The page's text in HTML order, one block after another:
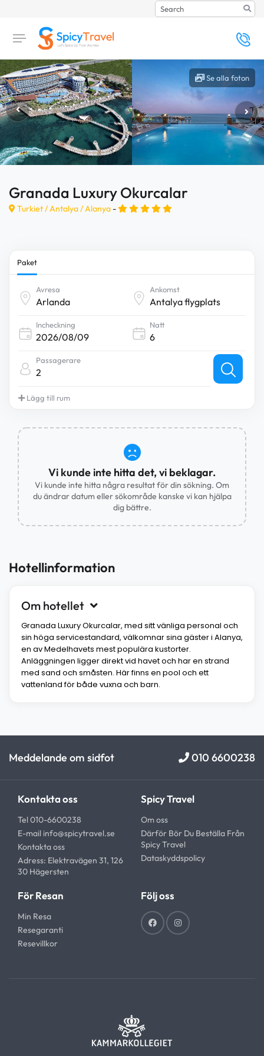
Search
Se alla foton
Granada Luxury Okurcalar
Turkiet /Antalya/Alanya -
Paket
Avresa Ankomst
Incheckning Natt
Passagerare
2
Lägg till rum
Vi kunde inte hitta det, vi beklagar.
Vi kunde inte hitta några resultat för din sökning. Om
du ändrar datum eller sökområde kanske vi kan hjälpa
dig bättre.
Hotellinformation
Om hotellet
Granada Luxury Okurcalar, med sitt vänliga personal och
sin höga servicestandard, välkomnar sina gäster i Alanya,
en av Medelhavets mest populära kustorter.
Anläggningen ligger direkt vid havet och har en strand
med sand och småsten. Här finns en pool och ett
vattenland för både vuxna och barn.
Meddelande om sidfot 010 6600238
Kontakta oss
Tel 010-6600238
E-mail info@spicytravel.se
Kontakta oss
Adress: Elektravägen 31, 126
30 Hägersten
Spicy Travel
Om oss
Därför Bör Du Beställa Från
Spicy Travel
Dataskyddspolicy
För Resan
Min Resa
Resegaranti
Resevillkor
Följ oss